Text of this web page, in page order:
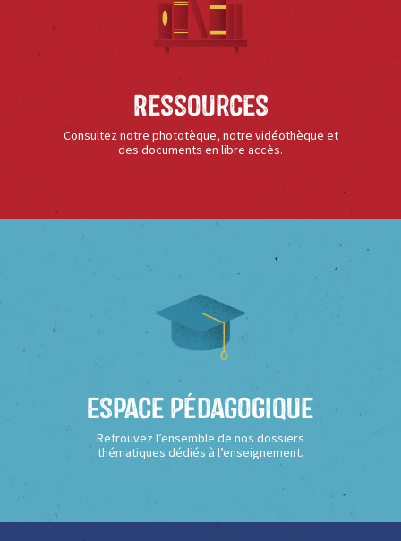
Ressources
Consultez notre phototèque, notre vidéothèque et
des documents en libre accès.
Espace Pédagogique
Retrouvez l’ensemble de nos dossiers
thématiques dédiés à l’enseignement.